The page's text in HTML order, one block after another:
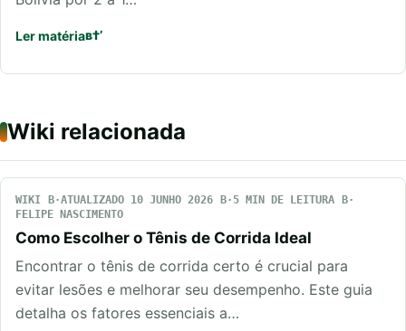
Ler matéria
Wiki relacionada
WIKI ATUALIZADO 10 JUNHO 2026
5 MIN DE LEITURA
FELIPE NASCIMENTO
Como Escolher o Tênis de Corrida Ideal
Encontrar o tênis de corrida certo é crucial para
evitar lesões e melhorar seu desempenho. Este guia
detalha os fatores essenciais a…